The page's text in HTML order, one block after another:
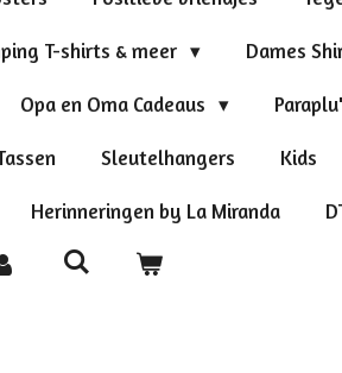
T-shirts & meer Dames
Opa en Oma Cadeaus
Sleutelhangers Kids
Herinneringen by La Miranda